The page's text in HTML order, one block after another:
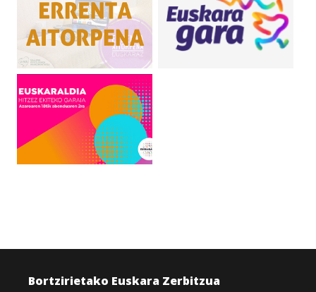
Bortzirietako Euskara Zerbitzua